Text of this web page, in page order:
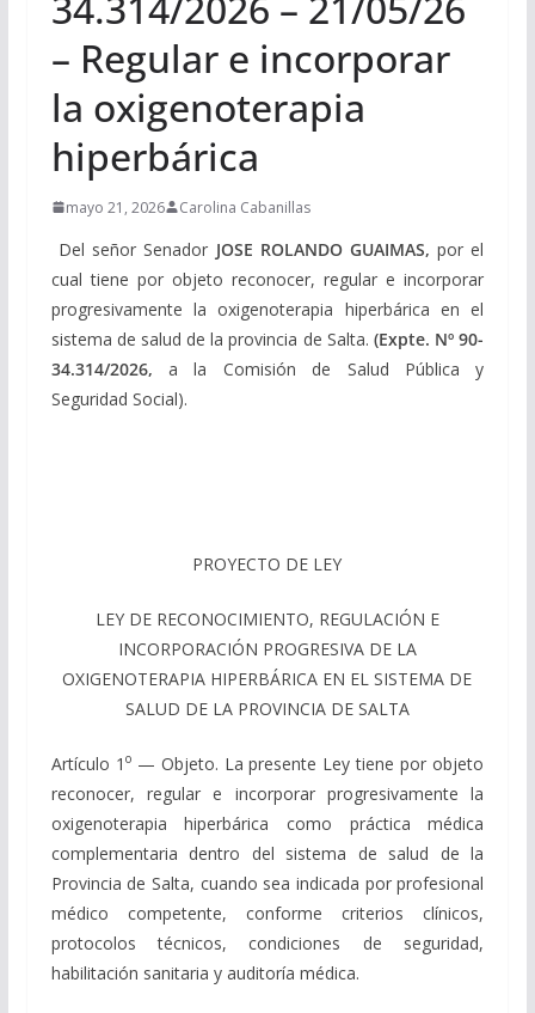
– Regular e incorporar
la oxigenoterapia
hiperbárica
mayo 21, 2026 Carolina Cabanillas
Del señor Senador JOSE ROLANDO GUAIMAS, por el
cual tiene por objeto reconocer, regular e incorporar
progresivamente la oxigenoterapia hiperbárica en el
sistema de salud de la provincia de Salta. (Expte. Nº 90-
34.314/2026,a la Comisión de Salud Pública y
Seguridad Social).
PROYECTO DE LEY
LEY DE RECONOCIMIENTO, REGULACIÓN E
INCORPORACIÓN PROGRESIVA DE LA
OXIGENOTERAPIA HIPERBÁRICA EN EL SISTEMA DE
SALUD DE LA PROVINCIA DE SALTA
Artículo 1 o— Objeto. La presente Ley tiene por objeto
reconocer, regular e incorporar progresivamente la
oxigenoterapia hiperbárica como práctica médica
complementaria dentro del sistema de salud de la
Provincia de Salta, cuando sea indicada por profesional
médico competente, conforme criterios clínicos,
protocolos técnicos, condiciones de seguridad,
habilitación sanitaria y auditoría médica.